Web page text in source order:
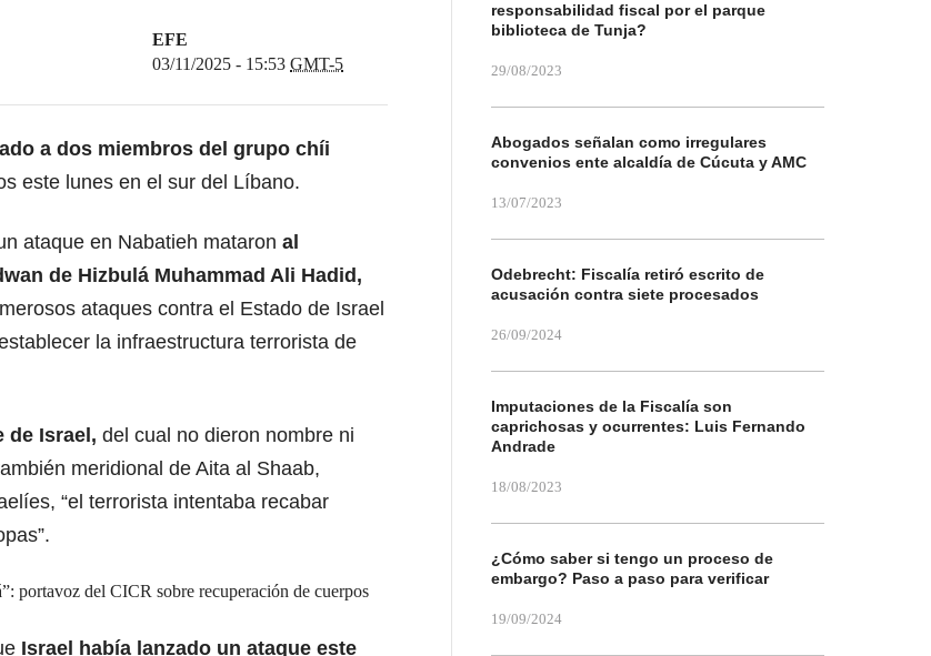
EFE
03/11/2025 - 15:53 GMT-5
a dos miembros del grupo chíi
este lunes en el sur del Líbano.
ataque en Nabatieh mataron al
de Hizbulá Muhammad Ali Hadid,
ataques contra el Estado de Israel
la infraestructura terrorista de
de Israel, del cual no dieron nombre ni
meridional de Aita al Shaab,
“el terrorista intentaba recabar
portavoz del CICR sobre recuperación de cuerpos
Israel había lanzado un ataque este
responsabilidad fiscal por el parque
biblioteca de Tunja?
29/08/2023
Abogados señalan como irregulares
convenios ente alcaldía de Cúcuta y AMC
13/07/2023
Odebrecht: Fiscalía retiró escrito de
acusación contra siete procesados
26/09/2024
Imputaciones de la Fiscalía son
caprichosas y ocurrentes: Luis Fernando
Andrade
18/08/2023
¿Cómo saber si tengo un proceso de
embargo? Paso a paso para verificar
19/09/2024